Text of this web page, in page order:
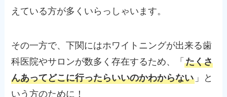
えている方が多くいらっしゃいます。
その一方で、下関にはホワイトニングが出来る歯
科医院やサロンが数多く存在するため、「たくさ
んあってどこに行ったらいいのかわからない 」と
いう方のために！